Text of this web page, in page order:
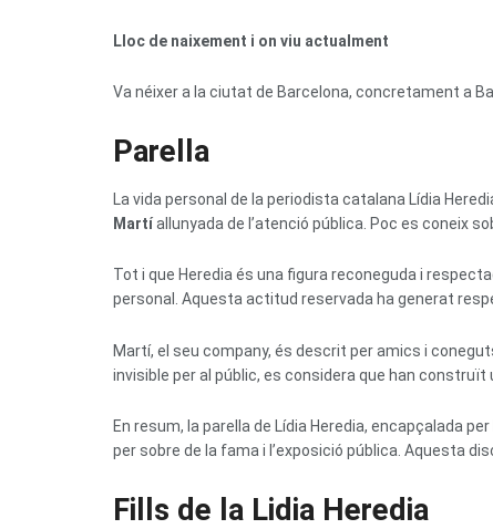
Lloc de naixement i on viu actualment
Va néixer a la ciutat de Barcelona, concretament a
Parella
La vida personal de la periodista catalana Lídia
Martíallunyada de l’atenció pública. Poc es coneix
Tot i que Heredia és una figura reconeguda i
personal. Aquesta actitud reservada ha generat
Martí, el seu company, és descrit per amics i
invisible per al públic, es considera que han
En resum, la parella de Lídia Heredia, encapçalada
per sobre de la fama i l’exposició pública. Aquesta
Fills de la Lidia Heredia